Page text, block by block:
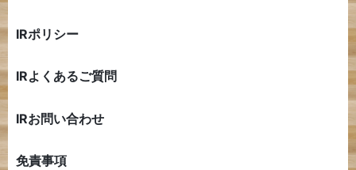
IRポリシー
IRよくあるご質問
IRお問い合わせ
免責事項